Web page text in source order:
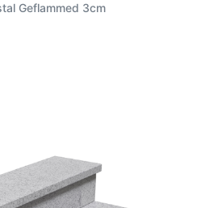
Geflammed 3cm